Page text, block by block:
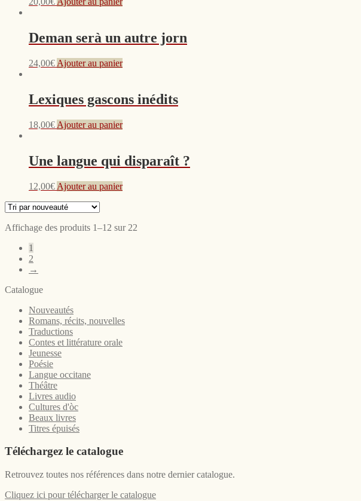
Deman serà un autre jorn
24,00€ Ajouter au panier
Lexiques gascons inédits
18,00€ Ajouter au panier
Une langue qui disparaît ?
12,00€ Ajouter au panier
Affichage des produits 1–12 sur 22
1
2
→
Catalogue
Nouveautés
Romans, récits, nouvelles
Traductions
Contes et littérature orale
Jeunesse
Poésie
Langue occitane
Théâtre
Livres audio
Cultures d'òc
Beaux livres
Titres épuisés
Téléchargez le catalogue
Retrouvez toutes nos références dans notre dernier catalogue.
Cliquez ici pour télécharger le catalogue